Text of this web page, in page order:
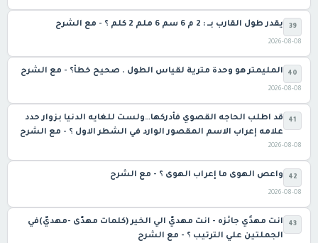
39 يقدر طول القارب بــ : 2 م 6 سم 6 ملم 2 كلم ؟ - مع الشرح
2026-08-08
40 المليمتر هو وحدة مترية لقياس الطول . صحيح خطأ؟ - مع الشرح
2026-08-08
41
قد اطلب الحاجه القصوي فأدركها…ولست للغايه الدنيا بزوار حدد
علامه إعراب الاسم المقصور الوارد في الشطر الاول ؟ - مع الشرح
2026-08-08
42 واعص الهوى ما إعراب الهوى ؟ - مع الشرح
2026-08-08
43
انت مهدًي جائزه - انت مهديّ الي الخير (كلمات مهدّى -مهديّ)في
الجملتين علي الترتيب ؟ - مع الشرح